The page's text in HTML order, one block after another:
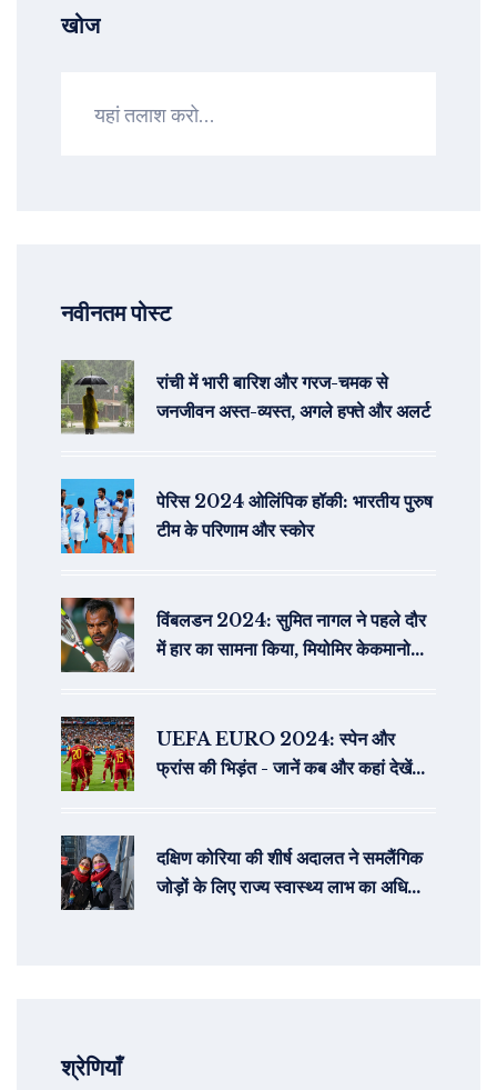
खोज
नवीनतम पोस्ट
रांची में भारी बारिश और गरज-चमक से
जनजीवन अस्त-व्यस्त, अगले हफ्ते और अलर्ट
पेरिस 2024 ओलिंपिक हॉकी: भारतीय पुरुष
टीम के परिणाम और स्कोर
विंबलडन 2024: सुमित नागल ने पहले दौर
में हार का सामना किया, मियोमिर केकमानोविच
UEFA EURO 2024: स्पेन और
फ्रांस की भिड़ंत - जानें कब और कहां देखें
दक्षिण कोरिया की शीर्ष अदालत ने समलैंगिक
जोड़ों के लिए राज्य स्वास्थ्य लाभ का अधिकार
श्रेणियाँ